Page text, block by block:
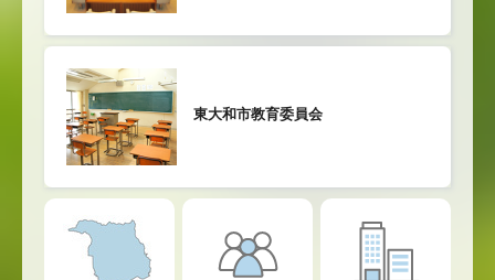
東大和市教育委員会